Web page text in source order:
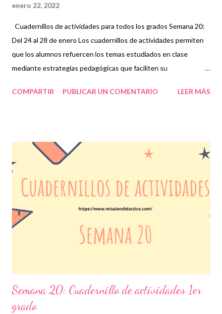
enero 22, 2022
Cuadernillos de actividades para todos los grados Semana 20:
Del 24 al 28 de enero Los cuadernillos de actividades permiten
que los alumnos refuercen los temas estudiados en clase
mediante estrategias pedagógicas que faciliten su
largo del periodo en el que se pretende trabajar con este tipo de
propios alumnos ayuden a tener un mejor desempeño escolar.
Para realizar una correcta organización de las actividades que se
trabajarán semana tras semana es necesario realizar una
planeación previa en la que se identifiquen los aprendizajes
esperados dado que, como herramientas escolares, todos estos
materiales permitirán que el docente coordine sus sesiones con
los recursos que proporcione a los alumnos contribuyendo así, el
COMPARTIR PUBLICAR UN COMENTARIO LEER MÁS
Semana 20: Cuadernillo de actividades 1er
grado